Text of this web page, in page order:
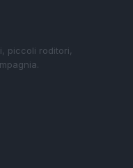
piccoli roditori,